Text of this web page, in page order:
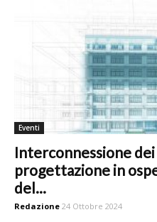
Eventi
Interconnessione
progettazione in
del...
Redazione 24 Ottobre 2024